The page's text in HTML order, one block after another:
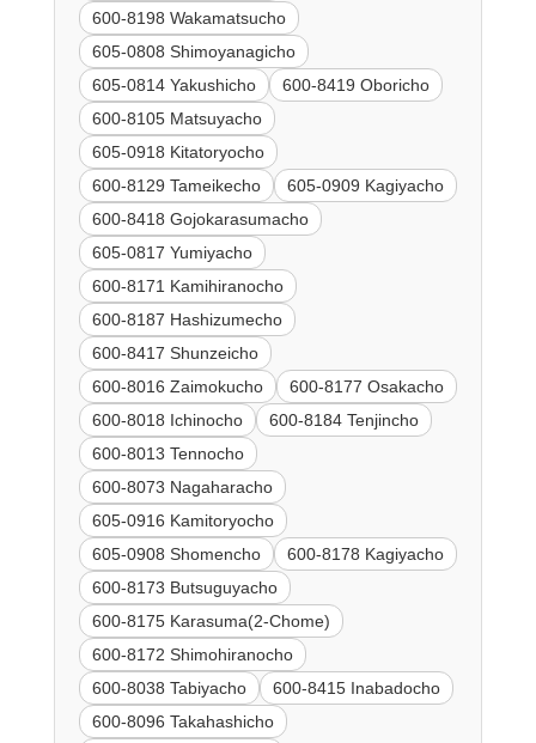
600-8198 Wakamatsucho
605-0808 Shimoyanagicho
605-0814 Yakushicho
600-8419 Oboricho
600-8105 Matsuyacho
605-0918 Kitatoryocho
600-8129 Tameikecho
605-0909 Kagiyacho
600-8418 Gojokarasumacho
605-0817 Yumiyacho
600-8171 Kamihiranocho
600-8187 Hashizumecho
600-8417 Shunzeicho
600-8016 Zaimokucho
600-8177 Osakacho
600-8018 Ichinocho
600-8184 Tenjincho
600-8013 Tennocho
600-8073 Nagaharacho
605-0916 Kamitoryocho
605-0908 Shomencho
600-8178 Kagiyacho
600-8173 Butsuguyacho
600-8175 Karasuma(2-Chome)
600-8172 Shimohiranocho
600-8038 Tabiyacho
600-8415 Inabadocho
600-8096 Takahashicho